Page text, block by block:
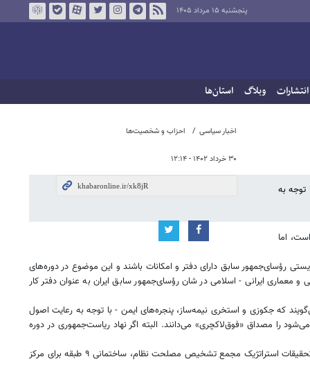
پنجشنبه ۱۵ مرداد ۱۴۰۵
انتشارات وبلاگ استان‌ها
اخبار سیاسی احزاب و شخصیت‌ها
۳۰ خرداد ۱۴۰۲ - ۱۲:۱۴
توجه به
اما
رؤسای‌جمهور سابق دارای دفتر و امکانات باشند و این موضوع در دوره‌های
و معماری ایرانی - اسلامی در شان رؤسای‌جمهور سابق ایران به عنوان دفتر کار
که جکوزی و استخری نیمه‌ساز، پنجره‌های ایمن - با توجه به رعایت اصول
می‌شود را مصداق «فوق‌لاکچری» می‌دانند. البته اگر نهاد ریاست‌جمهوری در دوره
۳- حسن روحانی در مسئولیت‌های مختلف، دستور احداث ساختمان‌های زیادی را داده و چندین بنای ماندگار از خود به یادگار گذاشته است. در دوره ریاست مرکز تحقیقات استراتژیک مجمع تشخیص مصلحت نظام، ساختمانی ۹ طبقه برای مرکز